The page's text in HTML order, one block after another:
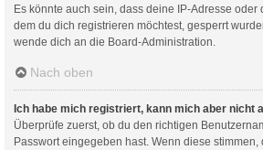
Es könnte auch sein, dass deine IP-Adresse oder
dem du dich registrieren möchtest, gesperrt
wende dich an die Board-Administration.
Nach oben
Ich habe mich registriert, kann mich aber nicht
Überprüfe zuerst, ob du den richtigen
Passwort eingegeben hast. Wenn diese stimmen,